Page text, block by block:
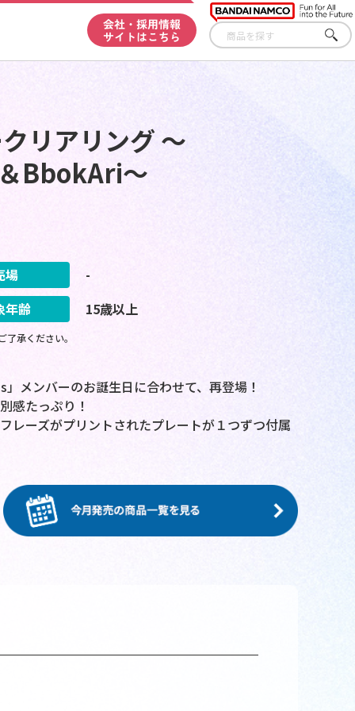
会社・採用情報
サイトはこちら
さが
す
リアリング ～
BbokAri～
場
-
年齢
15歳以上
承ください。
メンバーのお誕生日に合わせて、再登場！
感たっぷり！
レーズがプリントされたプレートが１つずつ付属